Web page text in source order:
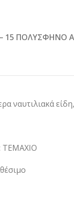
15 ΠΟΛΥΣΦΗΝΟ
ναυτιλιακά
ΤΕΜΑΧΙΟ